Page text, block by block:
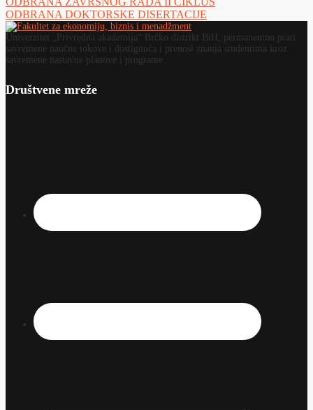
ODBRANA DOKTORSKE DISERTACIJE
Univerzitet „Privredna akademija“ Brčko distrikt BiH, permanentno prati
savremene naučne tokove i dostignuća i prenosi znanja studentima kroz
savremene nastavne planove i programe.
Društvene mreže